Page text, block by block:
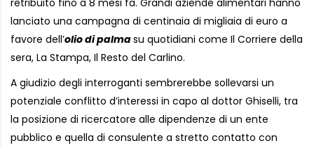
retribuito fino a 8 mesi fa. Grandi aziende alimentari hanno
lanciato una campagna di centinaia di migliaia di euro a
favore dell’olio di palmasu quotidiani come Il Corriere della
sera, La Stampa, Il Resto del Carlino.
A giudizio degli interroganti sembrerebbe sollevarsi un
potenziale conflitto d’interessi in capo al dottor Ghiselli, tra
la posizione di ricercatore alle dipendenze di un ente
pubblico e quella di consulente a stretto contatto con